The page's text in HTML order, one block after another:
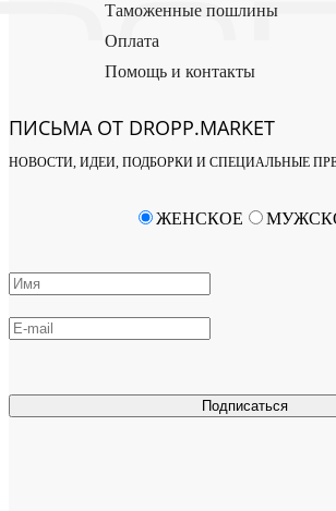
Таможенные пошлины
Оплата
Помощь и контакты
ПИСЬМА ОТ DROPP.MARKET
НОВОСТИ, ИДЕИ, ПОДБОРКИ И СПЕЦИАЛЬНЫЕ
Подписаться
ЖЕНСКОЕ